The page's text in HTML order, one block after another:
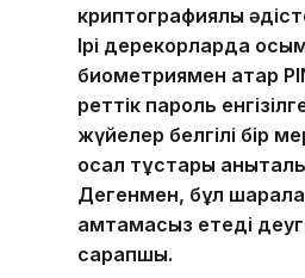
криптографиялық
Ірі дерекқорларда
биометриямен қатар
реттік пароль
жүйелер белгілі бір
осал тұстары
Дегенмен, бұл шаралар
қамтамасыз етеді
сарапшы.